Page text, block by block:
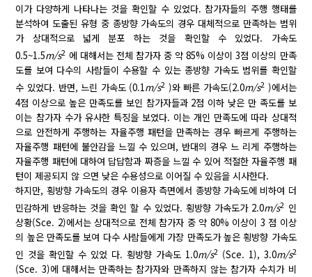
이가 다양하게 나타나는 것을 확인할 수 있었다. 참가자들의 주행 행태를
분석하여 도출된 유형 중 종방향 가속도의 경우 대체적으로 만족하는 범위
가 상대적으로 넓게 분포 하는 것을 확인할 수 있었다. 가속도
0.5~1.5m/s2 에 대해서는 전체 참가자 중 약 85% 이상이 3점 이상의 만족
도를 보여 다수의 사람들이 수용할 수 있는 종방향 가속도 범위를 확인할
수 있었다. 반면, 느린 가속도 (0.1m/s2 )와 빠른 가속도(2.0m/s2 )에서는
4점 이상으로 높은 만족도를 보인 참가자들과 2점 이하 낮은 만 족도를 보
이는 참가자 수가 유사한 특징을 보였다. 이는 개인 만족도에 따라 상대적
으로 안전하게 주행하는 자율주행 패턴을 만족하는 경우 빠르게 주행하는
자율주행 패턴에 불안감을 느낄 수 있으며, 반대의 경우 느 리게 주행하는
자율주행 패턴에 대하여 답답함과 짜증을 느낄 수 있어 적절한 자율주행 패
턴이 제공되지 않 으면 낮은 수용성으로 이어질 수 있음을 시사한다.
하지만, 횡방향 가속도의 경우 이용자 측면에서 종방향 가속도에 비하여 더
민감하게 반응하는 것을 확인 할 수 있었다. 횡방향 가속도가 2.0m/s2 인
상황(Sce. 2)에서는 상대적으로 전체 참가자 중 약 80% 이상이 3 점 이상
의 높은 만족도를 보여 다수 사람들에게 가장 만족도가 높은 횡방향 가속도
인 것을 확인할 수 있었 다. 횡방향 가속도 1.0m/s2(Sce. 1), 3.0m/s2
(Sce. 3)에 대해서는 만족하는 참가자와 만족하지 않는 참가자 수치가 비